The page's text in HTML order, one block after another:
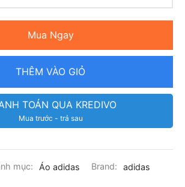
Mua Ngay
THÊM VÀO GIỎ
TOÁN QUA KREDIVO
Mua trước - trả sau
mục: Áo adidas Brand: adidas